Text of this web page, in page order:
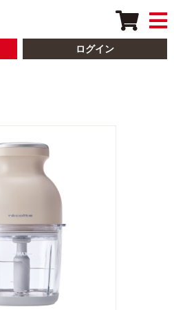
ログイン